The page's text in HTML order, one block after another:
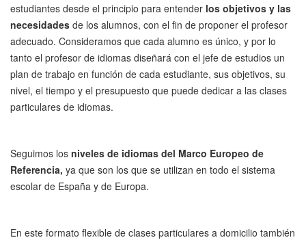
estudiantes desde el principio para entender los objetivos y las
necesidades de los alumnos, con el fin de proponer el profesor
adecuado. Consideramos que cada alumno es único, y por lo
tanto el profesor de idiomas diseñará con el jefe de estudios un
plan de trabajo en función de cada estudiante, sus objetivos, su
nivel, el tiempo y el presupuesto que puede dedicar a las clases
particulares de idiomas.
Seguimos los niveles de idiomas del Marco Europeo de
Referencia, ya que son los que se utilizan en todo el sistema
escolar de España y de Europa.
En este formato flexible de clases particulares a domicilio también